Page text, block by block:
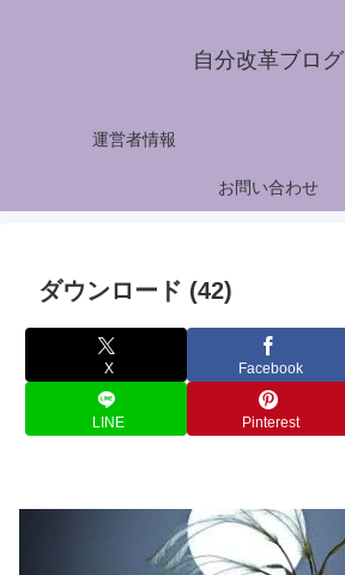
自分改革ブログ
運営者情報
お問い合わせ
ダウンロード (42)
X Facebook
LINE Pinterest